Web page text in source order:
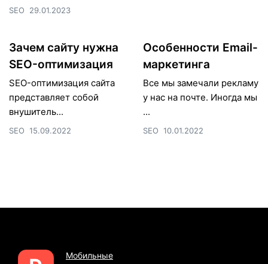
SEO 29.01.2023
Зачем сайту нужна
SEO-оптимизация
SEO-оптимизация сайта
представляет собой
внушитель...
SEO 15.09.2022
Особенности Email-
маркетинга
Все мы замечали рекламу
у нас на почте. Иногда мы
...
SEO 10.01.2022
Мобильные